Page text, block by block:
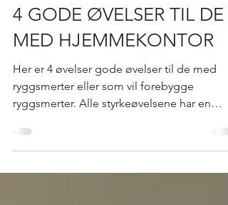
2. apr. 2020
4 GODE ØVELSER TIL DE
MED HJEMMEKONTOR
Her er 4 øvelser gode øvelser til de med
ryggsmerter eller som vil forebygge